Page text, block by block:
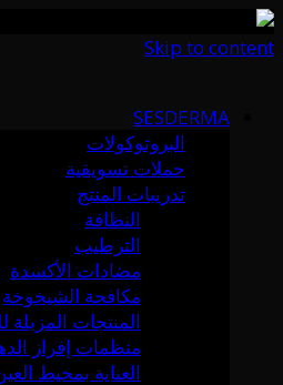
Skip to content
SESDERMA
البروتوكولات
حملات تسويقية
تدريبات المنتج
النظافة
الترطيب
مضادات الأكسدة
مكافحة الشيخوخة
المنتجات المزيلة
منظمات إفراز
العناية بمحيط